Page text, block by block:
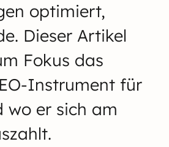
optimiert,
Dieser Artikel
Fokus das
Instrument für
wo er sich am